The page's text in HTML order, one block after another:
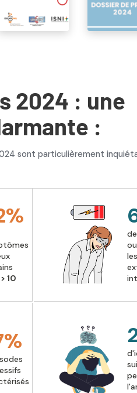
2024 : une
:
sont particulièrement
%
10
les
%